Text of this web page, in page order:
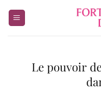
Le pouvoir